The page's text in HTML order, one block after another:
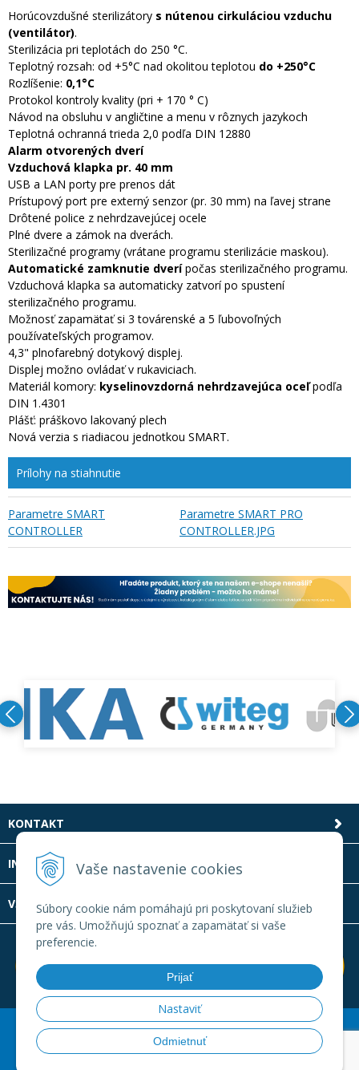
Vaše nastavenie cookies
Súbory cookie nám pomáhajú pri poskytovaní služieb
pre vás. Umožňujú spoznať a zapamätať si vaše
preferencie.
Prijať
Nastaviť
Odmietnuť
Horúcovzdušné sterilizátory s nútenou cirkuláciou vzduchu
(ventilátor).
Sterilizácia pri teplotách do 250 °C.
Teplotný rozsah: od +5°C nad okolitou teplotou do +250°C
Rozlíšenie: 0,1°C
Protokol kontroly kvality (pri + 170 ° C)
Návod na obsluhu v angličtine a menu v rôznych jazykoch
Teplotná ochranná trieda 2,0 podľa DIN 12880
Alarm otvorených dverí
Vzduchová klapka pr. 40 mm
USB a LAN porty pre prenos dát
Prístupový port pre externý senzor (pr. 30 mm) na ľavej strane
Drôtené police z nehrdzavejúcej ocele
Plné dvere a zámok na dverách.
Sterilizačné programy (vrátane programu sterilizácie maskou).
Automatické zamknutie dverípočas sterilizačného programu.
Vzduchová klapka sa automaticky zatvorí po spustení
sterilizačného programu.
Možnosť zapamätať si 3 továrenské a 5 ľubovoľných
používateľských programov.
4,3" plnofarebný dotykový displej.
Displej možno ovládať v rukaviciach.
Materiál komory: kyselinovzdorná nehrdzavejúca oceľpodľa
DIN 1.4301
Plášť: práškovo lakovaný plech
Nová verzia s riadiacou jednotkou SMART.
Prílohy na stiahnutie
Parametre SMART
CONTROLLER
Parametre SMART PRO
CONTROLLER.JPG
KONTAKT
INFOLINKA
VŠETKO O NÁKUPE
© 2026 Laboratornatechnika.sk •Created
e-shop Pohoda
connectorbyNextCom s.r.o.